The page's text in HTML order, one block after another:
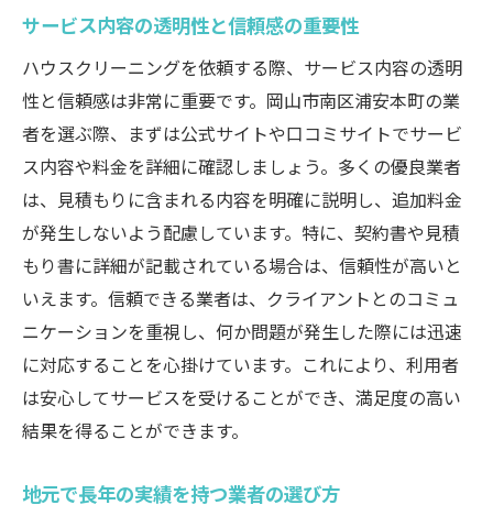
実際に引越しを経験した人のクリーニング
体験談
ハウスクリーニングの範囲を知ることで安心で
きる業者選びを
クリーニングの範囲を理解するための基礎
知識
依頼可能なクリーニング範囲の確認方法
業者選びに必要なクリーニング範囲の知識
安心して依頼できるクリーニング業者の特
徴
クリーニング範囲の透明性がもたらす安心
感
容
サービス内容の透明性と信頼感の重要性
ハウスクリーニングを依頼する際、サービス内容の透明
性と信頼感は非常に重要です。岡山市南区浦安本町の業
者を選ぶ際、まずは公式サイトや口コミサイトでサービ
ス内容や料金を詳細に確認しましょう。多くの優良業者
は、見積もりに含まれる内容を明確に説明し、追加料金
が発生しないよう配慮しています。特に、契約書や見積
もり書に詳細が記載されている場合は、信頼性が高いと
いえます。信頼できる業者は、クライアントとのコミュ
ニケーションを重視し、何か問題が発生した際には迅速
に対応することを心掛けています。これにより、利用者
は安心してサービスを受けることができ、満足度の高い
結果を得ることができます。
地元で長年の実績を持つ業者の選び方